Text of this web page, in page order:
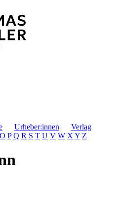
Urheber:innen
Verlag
O P Q R S T U V W X Y Z